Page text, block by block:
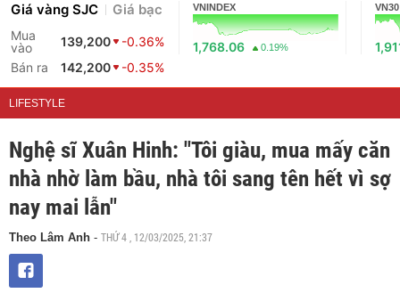
Giá vàng SJC Giá bạc
Mua
vào
139,200
-0.36%
Bán ra
142,200 -0.35%
VNINDEX
1,768.06 0.19%
VN30
LIFESTYLE
Nghệ sĩ Xuân Hinh: "Tôi giàu, mua mấy căn
nhà nhờ làm bầu, nhà tôi sang tên hết vì sợ
nay mai lẫn"
Theo Lâm Anh - THỨ 4 , 12/03/2025, 21:37